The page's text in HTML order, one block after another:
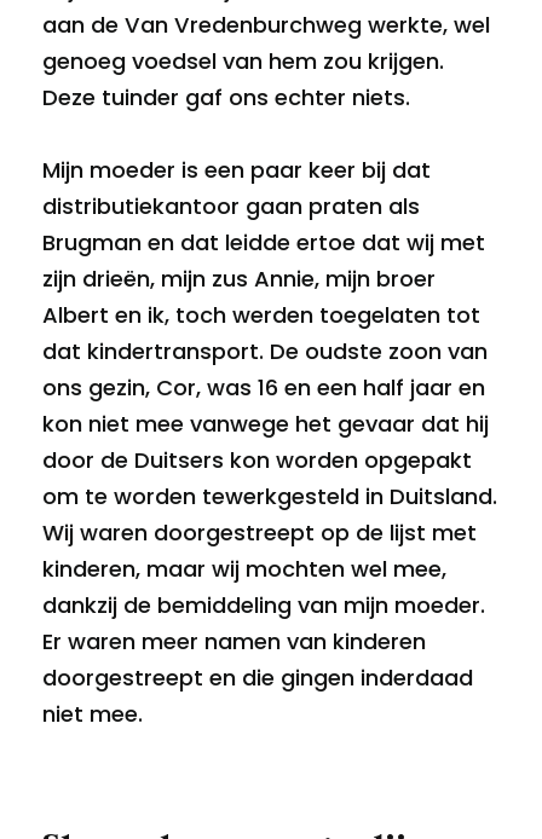
aan de Van Vredenburchweg werkte, wel
genoeg voedsel van hem zou krijgen.
Deze tuinder gaf ons echter niets.
Mijn moeder is een paar keer bij dat
distributiekantoor gaan praten als
Brugman en dat leidde ertoe dat wij met
zijn drieën, mijn zus Annie, mijn broer
Albert en ik, toch werden toegelaten tot
dat kindertransport. De oudste zoon van
ons gezin, Cor, was 16 en een half jaar en
kon niet mee vanwege het gevaar dat hij
door de Duitsers kon worden opgepakt
om te worden tewerkgesteld in Duitsland.
Wij waren doorgestreept op de lijst met
kinderen, maar wij mochten wel mee,
dankzij de bemiddeling van mijn moeder.
Er waren meer namen van kinderen
doorgestreept en die gingen inderdaad
niet mee.